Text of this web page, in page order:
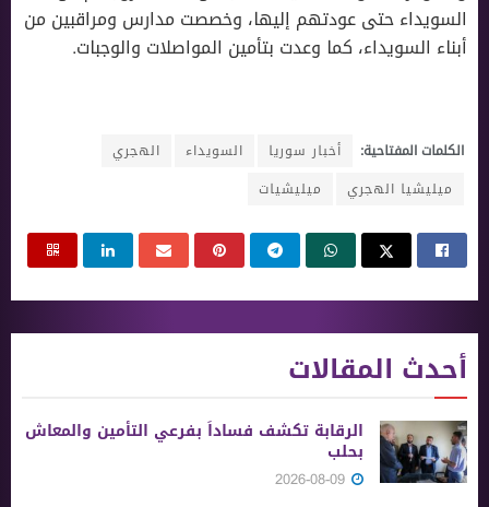
السويداء حتى عودتهم إليها، وخصصت مدارس ومراقبين من
أبناء السويداء، كما وعدت بتأمين المواصلات والوجبات.
الكلمات المفتاحية: أخبار سوريا السويداء
الهجري
ميليشيا الهجري
ميليشيات
أحدث المقالات
الرقابة تكشف فساداً بفرعي التأمين والمعاش
بحلب